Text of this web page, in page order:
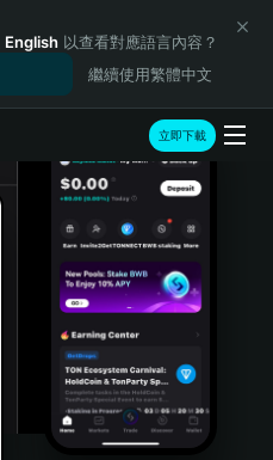
English 以查看對應語言內容？
繼續使用繁體中文
立即下載